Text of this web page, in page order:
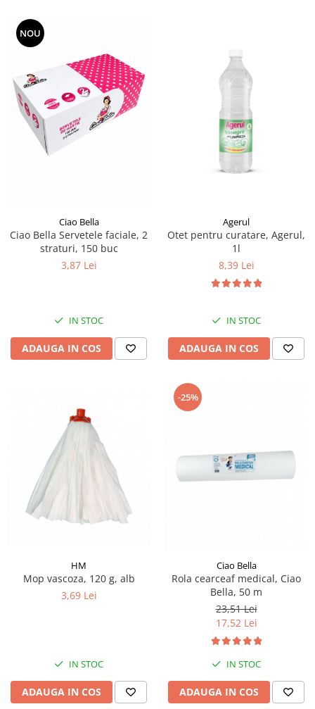
NOU
Ciao Bella
Ciao Bella Servetele faciale, 2
straturi, 150 buc
3,87 Lei
IN STOC
ADAUGA IN COS
Agerul
Otet pentru curatare, Agerul,
1l
8,39 Lei
IN STOC
ADAUGA IN COS
HM
Mop vascoza, 120 g, alb
3,69 Lei
IN STOC
ADAUGA IN COS
-25%
Ciao Bella
Rola cearceaf medical, Ciao
Bella, 50 m
23,51 Lei
17,52 Lei
IN STOC
ADAUGA IN COS